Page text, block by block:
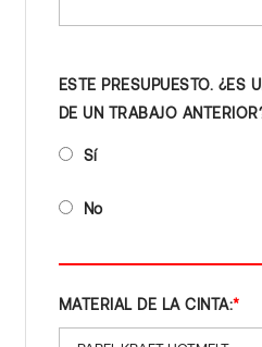
ESTE PRESUPUESTO. ¿ES
DE UN TRABAJO
Sí
No
MATERIAL DE LA CINTA: